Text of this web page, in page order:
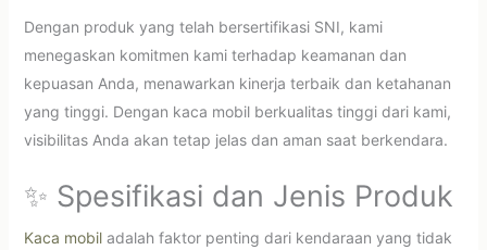
Dengan produk yang telah bersertifikasi SNI, kami
menegaskan komitmen kami terhadap keamanan dan
kepuasan Anda, menawarkan kinerja terbaik dan ketahanan
yang tinggi. Dengan kaca mobil berkualitas tinggi dari kami,
visibilitas Anda akan tetap jelas dan aman saat berkendara.
✨ Spesifikasi dan Jenis Produk
Kaca mobiladalah faktor penting dari kendaraan yang tidak